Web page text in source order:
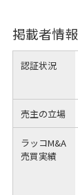
掲載者情報
認証状況
売主の立場
ラッコM&A
売買実績